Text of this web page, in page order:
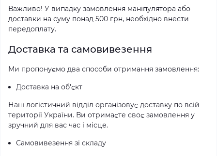
Важливо! У випадку замовлення маніпулятора або
доставки на суму понад 500 грн, необхідно внести
передоплату.
Доставка та самовивезення
Ми пропонуємо два способи отримання замовлення:
Доставка на об'єкт
Наш логістичний відділ організовує доставку по всій
території України. Ви отримаєте своє замовлення у
зручний для вас час і місце.
Самовивезення зі складу